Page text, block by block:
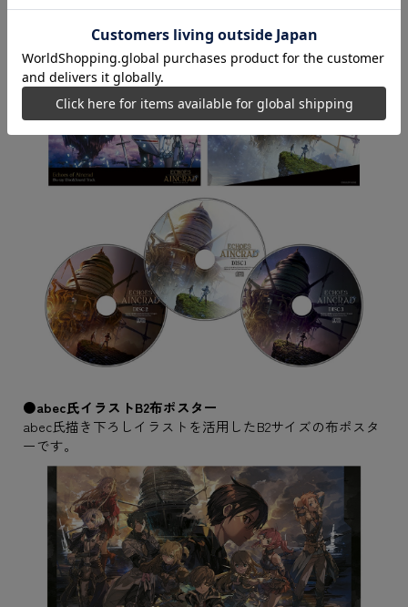
●abec氏イラストB2布ポスター
abec氏描き下ろしイラストを活用したB2サイズの布ポスタ
ーです。